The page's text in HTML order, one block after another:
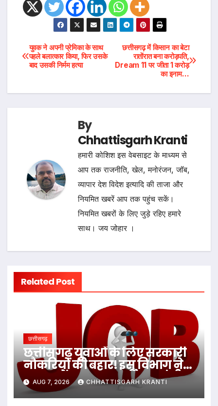
Post
navigation
छत्तीसगढ़ में किसान का बेटा
रातोंरात बना करोड़पति,
Dream 11 पर जीता 1 करोड़
का इनाम…
युवक ने अपनी प्रेमिका के साथ
पहले बलात्कार किया, फिर उसके
बाद उसकी निर्मम हत्या
By
Chhattisgarh Kranti
हमारी कोशिश इस वेबसाइट के माध्यम से
आप तक राजनीति, खेल, मनोरंजन, जॉब,
व्यापार देश विदेश इत्यादि की ताजा और
नियमित खबरें आप तक पहुंच सकें।
नियमित खबरों के लिए जुड़े रहिए हमारे
साथ। जय जोहार ।
Related Post
छत्तीसगढ़
छत्तीसगढ़ युवाओं के लिए सरकारी
नौकरियों की बहार! इस विभाग ने
1235 पदों पर बम्पर भर्ती, डाटा एंट्री
ऑपरेटर के ही 400 पद…
AUG 7, 2026 CHHATTISGARH KRANTI